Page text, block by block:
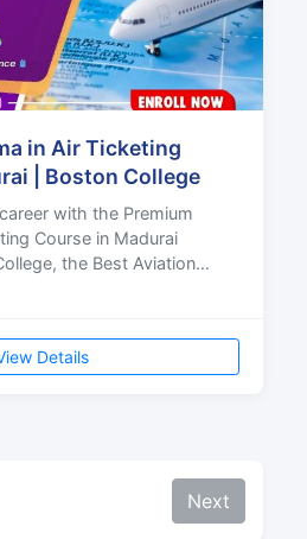
in Air Ticketing
| Boston College
with the Premium
Course in Madurai
the Best Aviation
Details
Next